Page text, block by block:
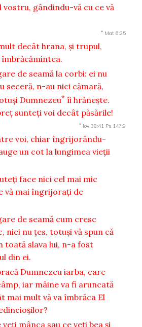
gândindu-vă cu ce vă
* Mat 6:25
decât hrana, şi trupul,
de seamă la corbi: ei nu
seceră, n-au nici cămară,
Dumnezeu* îi hrăneşte.
sunteţi voi decât păsările!
* Iov 38:41 Ps 147:9
voi, chiar îngrijorându-
un cot la lungimea vieţii
face nici cel mai mic
vă mai îngrijoraţi de
de seamă cum cresc
nici nu ţes, totuşi vă spun că
toată slava lui, n-a fost
din ei.
Dumnezeu iarba, care
iar mâine va fi aruncată
mai mult vă va îmbrăca El
veţi mânca sau ce veţi bea şi